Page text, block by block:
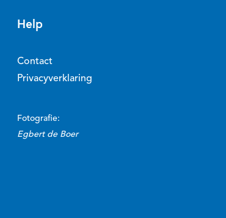
Help
Contact
Privacyverklaring
Fotografie:
Egbert de Boer